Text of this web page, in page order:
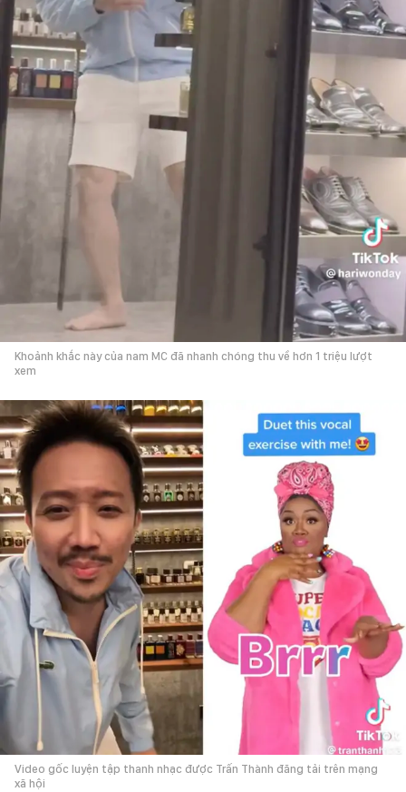
Khoảnh khắc này của nam MC đã nhanh chóng thu về hơn 1 triệu lượt
xem
Video gốc luyện tập thanh nhạc được Trấn Thành đăng tải trên mạng
xã hội